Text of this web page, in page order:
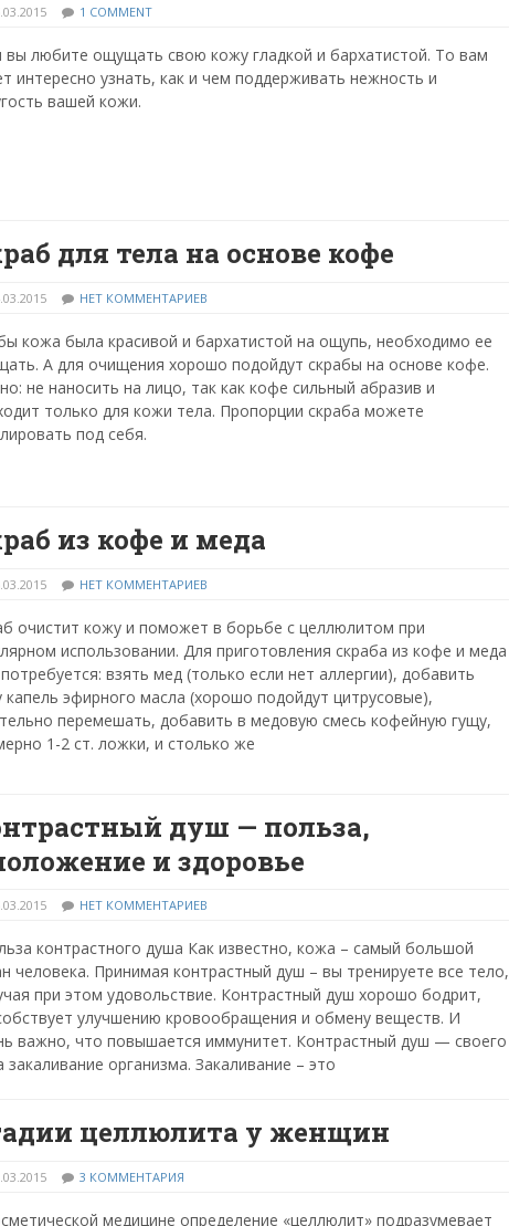
1 COMMENT
вы любите ощущать свою кожу гладкой и бархатистой. То вам
интересно узнать, как и чем поддерживать нежность и
вашей кожи.
для тела на основе кофе
НЕТ КОММЕНТАРИЕВ
кожа была красивой и бархатистой на ощупь, необходимо ее
А для очищения хорошо подойдут скрабы на основе кофе.
не наносить на лицо, так как кофе сильный абразив и
только для кожи тела. Пропорции скраба можете
под себя.
из кофе и меда
НЕТ КОММЕНТАРИЕВ
очистит кожу и поможет в борьбе с целлюлитом при
использовании. Для приготовления скраба из кофе и меда
взять мед (только если нет аллергии), добавить
капель эфирного масла (хорошо подойдут цитрусовые),
перемешать, добавить в медовую смесь кофейную гущу,
1-2 ст. ложки, и столько же
душ — польза,
и здоровье
НЕТ КОММЕНТАРИЕВ
контрастного душа Как известно, кожа – самый большой
человека. Принимая контрастный душ – вы тренируете все тело,
при этом удовольствие. Контрастный душ хорошо бодрит,
улучшению кровообращения и обмену веществ. И
важно, что повышается иммунитет. Контрастный душ — своего
закаливание организма. Закаливание – это
целлюлита у женщин
3 КОММЕНТАРИЯ
медицине определение «целлюлит» подразумевает